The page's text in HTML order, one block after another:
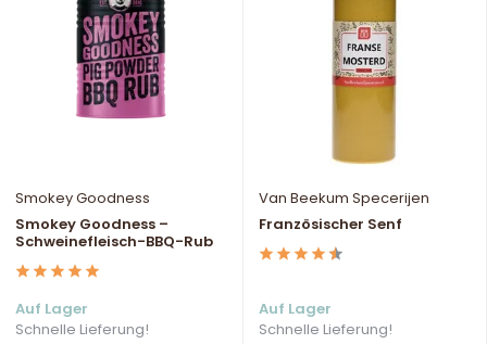
Smokey Goodness
Smokey Goodness –
Schweinefleisch-BBQ-Rub
Auf Lager
Schnelle Lieferung!
Van Beekum Specerijen
Französischer Senf
Auf Lager
Schnelle Lieferung!